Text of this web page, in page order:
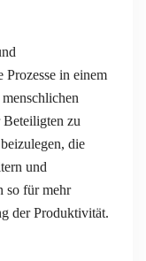
in einem
Beteiligten zu
die
und
so für mehr
der Produktivität.